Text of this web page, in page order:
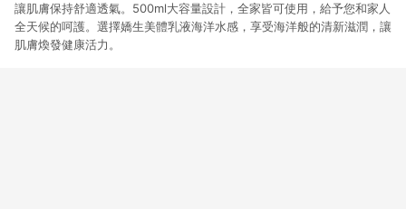
讓肌膚保持舒適透氣。500ml大容量設計，全家皆可使用，給予您和家人
全天候的呵護。選擇嬌生美體乳液海洋水感，享受海洋般的清新滋潤，讓
肌膚煥發健康活力。